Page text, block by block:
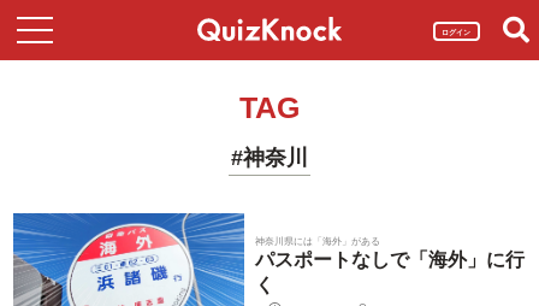
ログイン
TAG
#神奈川
神奈川県には「海外」がある
パスポートなしで「海外」に行
く